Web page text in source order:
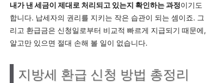
내가 낸 세금이 제대로 처리되고 있는지 확인하는 과정이기도
합니다. 납세자의 권리를 지키는 작은 습관이 되는 셈이죠. 그
리고 환급금은 신청일로부터 비교적 빠르게 지급되기 때문에,
알고만 있으면 절대 손해 볼 일이 없습니다.
지방세 환급 신청 방법 총정리